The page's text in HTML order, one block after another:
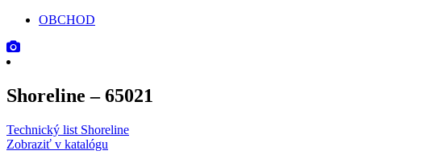
OBCHOD
Shoreline – 65021
Technický list Shoreline
Zobraziť v katalógu